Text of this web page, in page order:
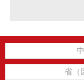
省（